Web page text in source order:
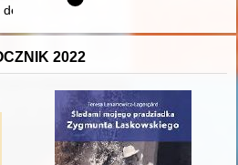
polska w Międzynarodowej
2022